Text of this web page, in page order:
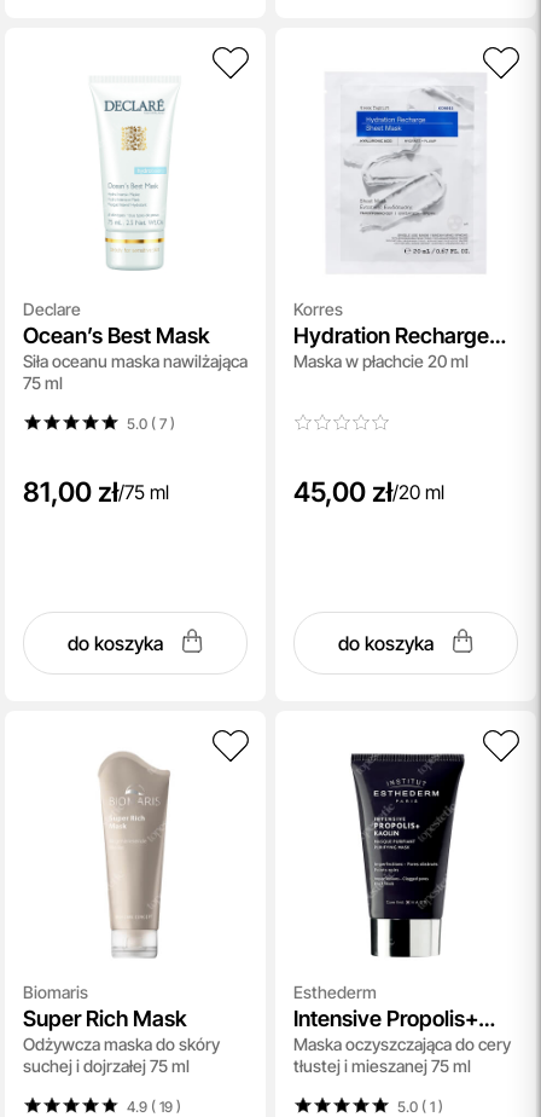
Declare
Ocean’s Best Mask
Siła oceanu maska nawilżająca
75 ml
5.0 ( 7)
81,00 zł/75 ml
do koszyka
Korres
Hydration Recharge
Sheet Mask
Maska w płachcie 20 ml
45,00 zł/20 ml
do koszyka
Biomaris
Super Rich Mask
Odżywcza maska do skóry
suchej i dojrzałej 75 ml
4.9 ( 19)
Esthederm
Intensive Propolis+
Kaolin Mask
Maska oczyszczająca do cery
tłustej i mieszanej 75 ml
5.0 ( 1)